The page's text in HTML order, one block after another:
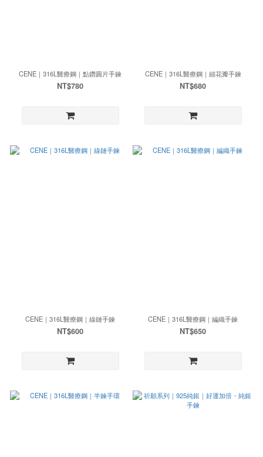
CENE｜316L醫療鋼｜點鑽圓片手鍊
NT$780
CENE｜316L醫療鋼｜細花瓣手鍊
NT$680
CENE｜316L醫療鋼｜線鏈手鍊
NT$600
CENE｜316L醫療鋼｜編織手鍊
NT$650